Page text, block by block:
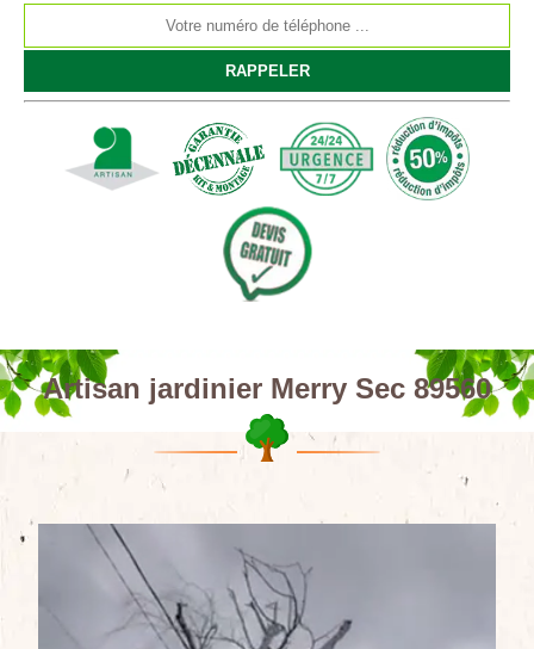
Artisan jardinier Merry Sec 89560